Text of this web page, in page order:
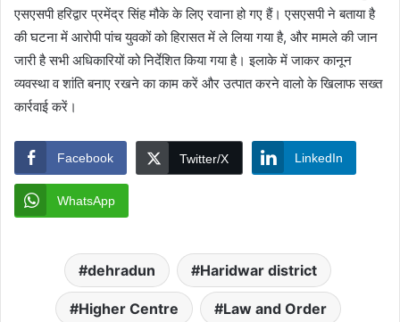
एसएसपी हरिद्वार प्रमेंद्र सिंह मौके के लिए रवाना हो गए हैं। एसएसपी ने बताया है
की घटना में आरोपी पांच युवकों को हिरासत में ले लिया गया है, और मामले की जान
जारी है सभी अधिकारियों को निर्देशित किया गया है। इलाके में जाकर कानून
व्यवस्था व शांति बनाए रखने का काम करें और उत्पात करने वालो के खिलाफ सख्त
कार्रवाई करें।
Facebook Twitter/X LinkedIn
WhatsApp
dehradun Haridwar district
Higher Centre Law and Order